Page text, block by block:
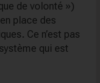
de volonté »)
place des
Ce n’est pas
qui est